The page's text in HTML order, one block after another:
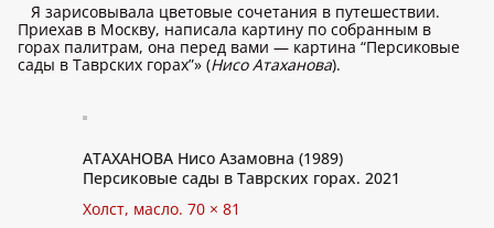
Я зарисовывала цветовые сочетания в путешествии.
Приехав в Москву, написала картину по собранным в
горах палитрам, она перед вами — картина “Персиковые
сады в Таврских горах”» (Нисо Атаханова).
АТАХАНОВА Нисо Азамовна (1989)
Персиковые сады в Таврских горах. 2021
Холст, масло. 70 × 81